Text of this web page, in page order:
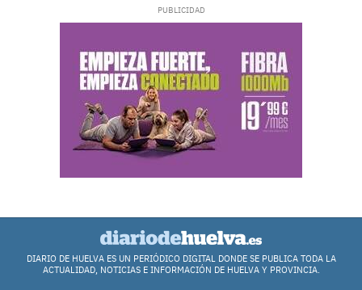
DIARIO DE HUELVA ES UN PERIÓDICO DIGITAL DONDE SE PUBLICA TODA LA
ACTUALIDAD, NOTICIAS E INFORMACIÓN DE HUELVA Y PROVINCIA.